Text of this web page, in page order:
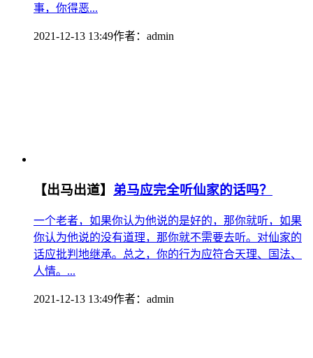
事，你得恶...
2021-12-13 13:49作者： admin
【出马出道】 弟马应完全听仙家的话吗？
一个老者，如果你认为他说的是好的，那你就听，如果
你认为他说的没有道理，那你就不需要去听。对仙家的
话应批判地继承。总之，你的行为应符合天理、国法、
人情。...
2021-12-13 13:49作者： admin